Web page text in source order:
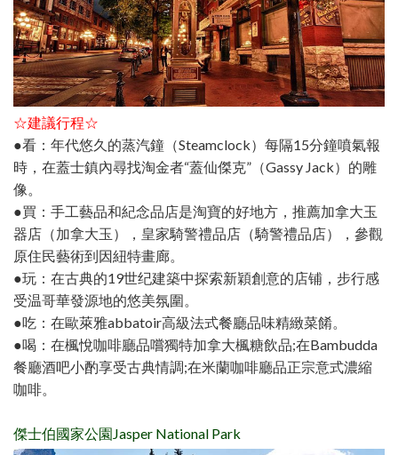
☆建議行程☆
●看：年代悠久的蒸汽鐘（Steamclock）每隔15分鐘噴氣報
時，在蓋士鎮內尋找淘金者“蓋仙傑克”（Gassy Jack）的雕
像。
●買：手工藝品和紀念品店是淘寶的好地方，推薦加拿大玉
器店（加拿大玉），皇家騎警禮品店（騎警禮品店），參觀
原住民藝術到因紐特畫廊。
●玩：在古典的19世纪建築中探索新穎創意的店铺，步行感
受温哥華發源地的悠美氛圍。
●吃：在歐萊雅abbatoir高級法式餐廳品味精緻菜餚。
●喝：在楓悅咖啡廳品嚐獨特加拿大楓糖飲品;在Bambudda
餐廳酒吧小酌享受古典情調;在米蘭咖啡廳品正宗意式濃縮
咖啡。
傑士伯國家公園Jasper National Park